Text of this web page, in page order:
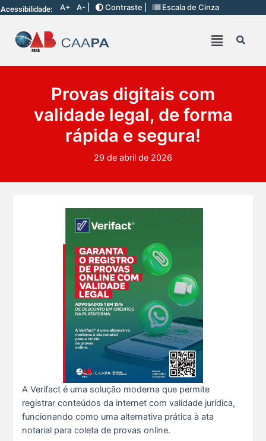
Acessibilidade: A+ A- | Contraste | Escala de Cinza
Provas digitais com
validade legal, de forma
rápida e segura!
29 de abril de 2026
A Verifact é uma solução moderna que permite
registrar conteúdos da internet com validade jurídica,
funcionando como uma alternativa prática à ata
notarial para coleta de provas online.